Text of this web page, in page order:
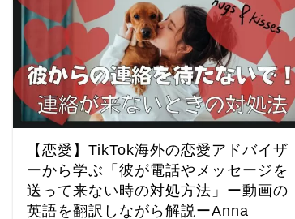
【恋愛】TikTok海外の恋愛アドバイザ
ーから学ぶ「彼が電話やメッセージを
送って来ない時の対処方法」ー動画の
英語を翻訳しながら解説ーAnna